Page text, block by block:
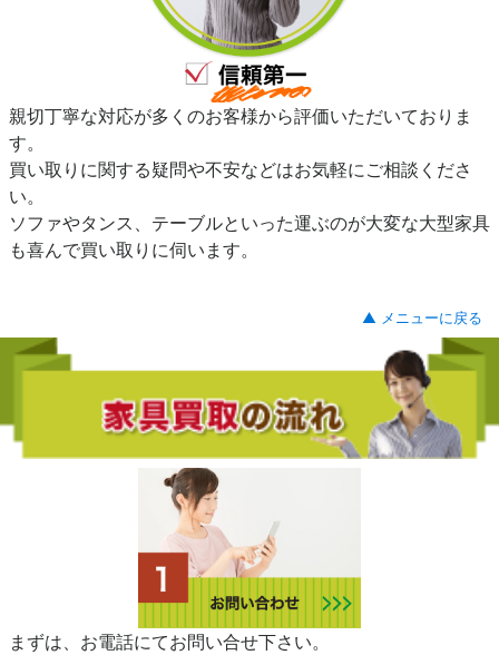
親切丁寧な対応が多くのお客様から評価いただいておりま
す。
買い取りに関する疑問や不安などはお気軽にご相談くださ
い。
ソファやタンス、テーブルといった運ぶのが大変な大型家具
も喜んで買い取りに伺います。
▲ メニューに戻る
まずは、お電話にてお問い合せ下さい。